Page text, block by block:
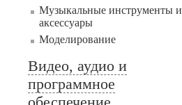
Музыкальные инструменты и
аксессуары
Моделирование
Видео, аудио и
программное